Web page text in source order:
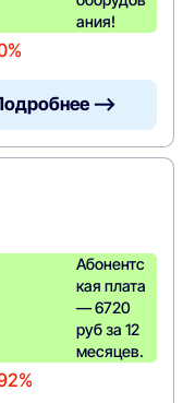
ания!
—>
Абонентс
кая плата
— 6720
руб за 12
месяцев.